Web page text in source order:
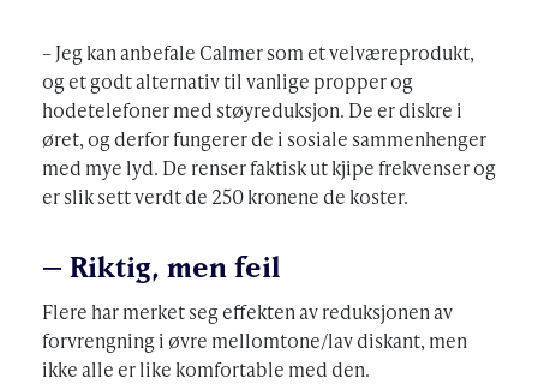
– Jeg kan anbefale Calmer som et velværeprodukt,
og et godt alternativ til vanlige propper og
hodetelefoner med støyreduksjon. De er diskre i
øret, og derfor fungerer de i sosiale sammenhenger
med mye lyd. De renser faktisk ut kjipe frekvenser og
er slik sett verdt de 250 kronene de koster.
– Riktig, men feil
Flere har merket seg effekten av reduksjonen av
forvrengning i øvre mellomtone/lav diskant, men
ikke alle er like komfortable med den.